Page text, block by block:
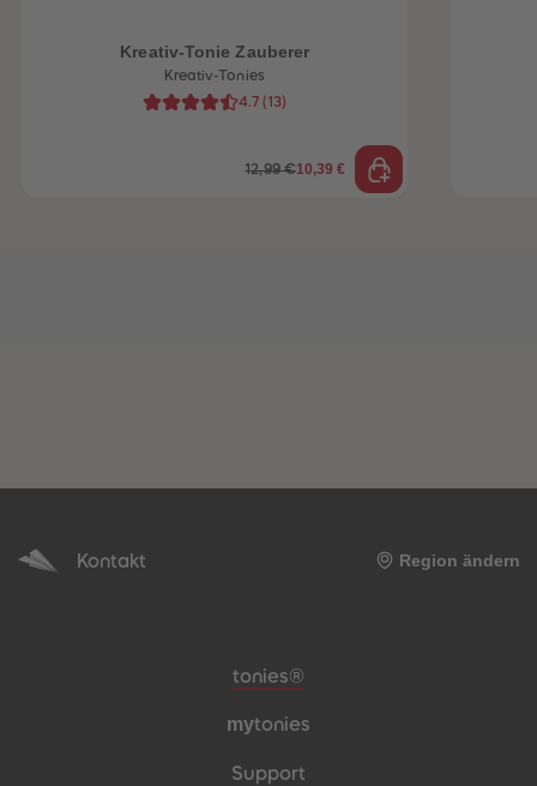
Kreativ-Tonie Zauberer
Kreativ-Tonies
4.7 (13)
12,99 €10,39 €
Kontakt Region ändern
Meta-Navigation Footer
tonies®
mytonies
Support